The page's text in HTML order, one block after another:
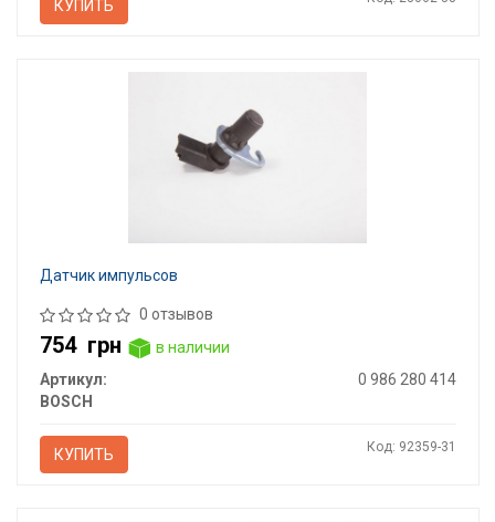
КУПИТЬ
Датчик импульсов
0 отзывов
754 грн
в наличии
Артикул:
0 986 280 414
BOSCH
КУПИТЬ Код: 92359-31